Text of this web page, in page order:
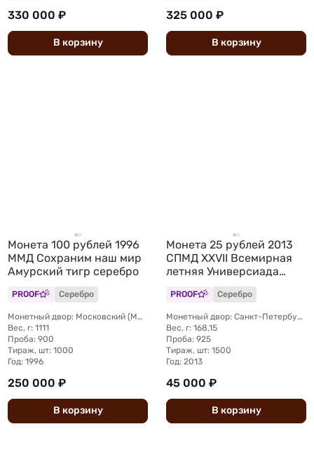
330 000 ₽
В корзину
325 000 ₽
В корзину
Монета 100 рублей 1996
ММД Сохраним наш мир
Амурский тигр серебро
PROOF Серебро
Монетный двор: Московский (ММД)
Вес, г: 1111
Проба: 900
Тираж, шт: 1000
Год: 1996
250 000 ₽
В корзину
Монета 25 рублей 2013
СПМД XXVII Всемирная
летняя Универсиада
PROOF Серебро
Монетный двор: Санкт-Петербургский (СПМД)
Вес, г: 168,15
Проба: 925
Тираж, шт: 1500
Год: 2013
45 000 ₽
В корзину